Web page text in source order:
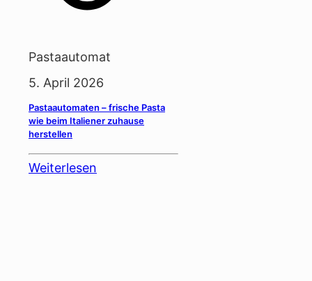
Pastaautomat
5. April 2026
Pastaautomaten – frische Pasta
wie beim Italiener zuhause
herstellen
Weiterlesen